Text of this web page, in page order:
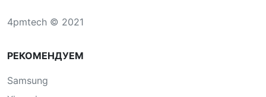
4pmtech © 2021
РЕКОМЕНДУЕМ
Samsung